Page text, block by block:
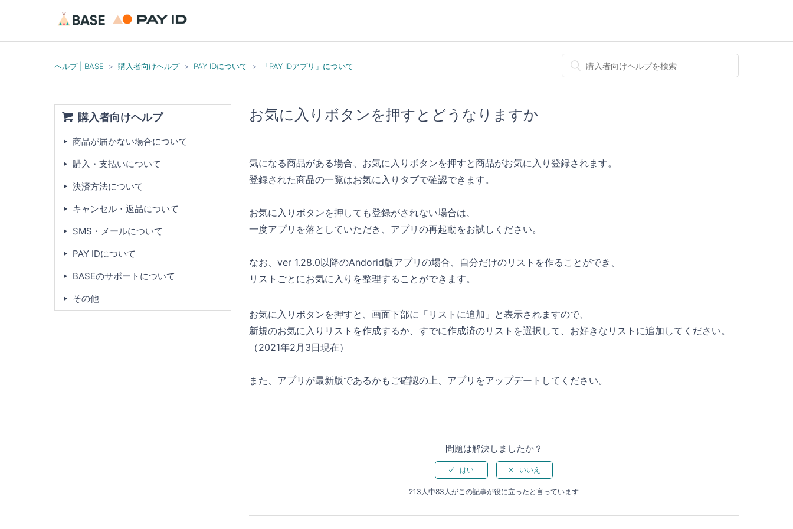
ヘルプ | BASE 購入者向けヘルプ PAY IDについて 「PAY IDアプリ」について
お気に入りボタンを押すとどうなりますか
気になる商品がある場合、お気に入りボタンを押すと商品がお気に入り登録されます。
登録された商品の一覧はお気に入りタブで確認できます。
お気に入りボタンを押しても登録がされない場合は、
一度アプリを落としていただき、アプリの再起動をお試しください。
なお、ver 1.28.0以降のAndorid版アプリの場合、自分だけのリストを作ることができ、
リストごとにお気に入りを整理することができます。
お気に入りボタンを押すと、画面下部に「リストに追加」と表示されますので、
新規のお気に入りリストを作成するか、すでに作成済のリストを選択して、お好きなリストに追加してください。
（2021年2月3日現在）
また、アプリが最新版であるかもご確認の上、アプリをアップデートしてください。
問題は解決しましたか？
213人中83人がこの記事が役に立ったと言っています
購入者向けヘルプ
商品が届かない場合について
購入・支払いについて
決済方法について
キャンセル・返品について
SMS・メールについて
PAY IDについて
BASEのサポートについて
その他